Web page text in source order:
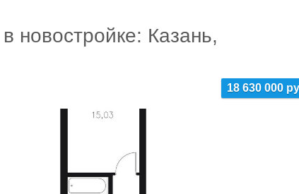
новостройке: Казань,
18 630 000